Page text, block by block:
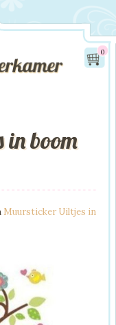
0
boom
Muursticker Uiltjes in